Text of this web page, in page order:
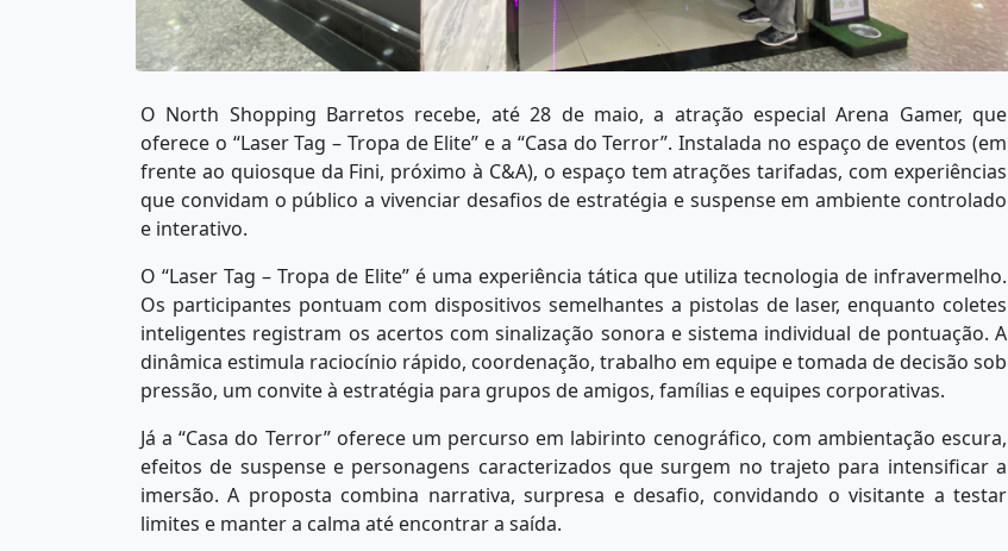
O North Shopping Barretos recebe, até 28 de maio, a atração especial Arena Gamer, que
oferece o “Laser Tag – Tropa de Elite” e a “Casa do Terror”. Instalada no espaço de eventos (em
frente ao quiosque da Fini, próximo à C&A), o espaço tem atrações tarifadas, com experiências
que convidam o público a vivenciar desafios de estratégia e suspense em ambiente controlado
e interativo.
O “Laser Tag – Tropa de Elite” é uma experiência tática que utiliza tecnologia de infravermelho.
Os participantes pontuam com dispositivos semelhantes a pistolas de laser, enquanto coletes
inteligentes registram os acertos com sinalização sonora e sistema individual de pontuação. A
dinâmica estimula raciocínio rápido, coordenação, trabalho em equipe e tomada de decisão sob
pressão, um convite à estratégia para grupos de amigos, famílias e equipes corporativas.
Já a “Casa do Terror” oferece um percurso em labirinto cenográfico, com ambientação escura,
efeitos de suspense e personagens caracterizados que surgem no trajeto para intensificar a
imersão. A proposta combina narrativa, surpresa e desafio, convidando o visitante a testar
limites e manter a calma até encontrar a saída.